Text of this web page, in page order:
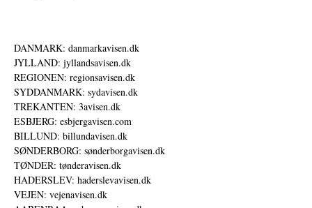
DANMARK: danmarkavisen.dk
JYLLAND: jyllandsavisen.dk
REGIONEN: regionsavisen.dk
SYDDANMARK: sydavisen.dk
TREKANTEN: 3avisen.dk
ESBJERG: esbjergavisen.com
BILLUND: billundavisen.dk
SØNDERBORG: sønderborgavisen.dk
TØNDER: tønderavisen.dk
HADERSLEV: haderslevavisen.dk
VEJEN: vejenavisen.dk